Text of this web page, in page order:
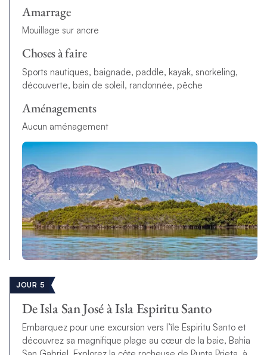
Amarrage
Mouillage sur ancre
Choses à faire
Sports nautiques, baignade, paddle, kayak, snorkeling,
découverte, bain de soleil, randonnée, pêche
Aménagements
Aucun aménagement
JOUR 5
De Isla San José à Isla Espiritu Santo
Embarquez pour une excursion vers l’île Espiritu Santo et
découvrez sa magnifique plage au cœur de la baie, Bahia